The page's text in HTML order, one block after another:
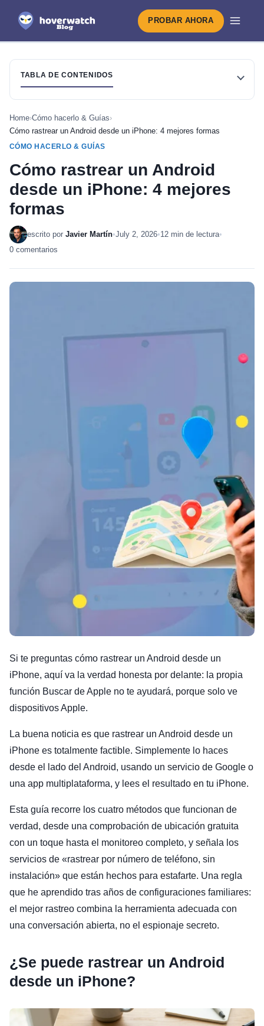
PROBAR AHORA
TABLA DE CONTENIDOS
Home›Cómo hacerlo & Guías›
Cómo rastrear un Android desde un iPhone: 4 mejores formas
CÓMO HACERLO & GUÍAS
Cómo rastrear un Android
desde un iPhone: 4 mejores
formas
escrito por Javier Martín•July 2, 2026•12 min de lectura•
0 comentarios
Si te preguntas cómo rastrear un Android desde un
iPhone, aquí va la verdad honesta por delante: la propia
función Buscar de Apple no te ayudará, porque solo ve
dispositivos Apple.
La buena noticia es que rastrear un Android desde un
iPhone es totalmente factible. Simplemente lo haces
desde el lado del Android, usando un servicio de Google o
una app multiplataforma, y lees el resultado en tu iPhone.
Esta guía recorre los cuatro métodos que funcionan de
verdad, desde una comprobación de ubicación gratuita
con un toque hasta el monitoreo completo, y señala los
servicios de «rastrear por número de teléfono, sin
instalación» que están hechos para estafarte. Una regla
que he aprendido tras años de configuraciones familiares:
el mejor rastreo combina la herramienta adecuada con
una conversación abierta, no el espionaje secreto.
¿Se puede rastrear un Android
desde un iPhone?